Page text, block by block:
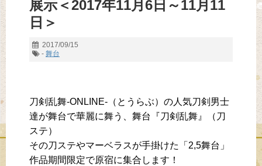
展示＜2017年11月6日～11月11
日＞
2017/09/15
- 舞台
刀剣乱舞-ONLINE-（とうらぶ）の人気刀剣男士
達が舞台で華麗に舞う、舞台『刀剣乱舞』（刀
ステ）
その刀ステやマーベラスが手掛けた「2,5舞台」
作品期間限定で原宿に集合します！